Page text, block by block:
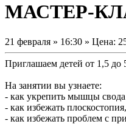
МАСТЕР-
21 февраля » 16:30 » Цена:
Приглашаем детей от 1,5
На занятии вы узнаете:
- как укрепить мышцы
- как избежать
- как избежать проблем с